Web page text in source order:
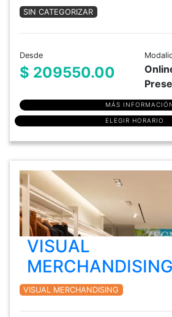
SIN CATEGORIZAR
Desde
$ 209550.00
MÁS
ELEGIR HORARIO
VISUAL
MERCHANDISING
VISUAL MERCHANDISING